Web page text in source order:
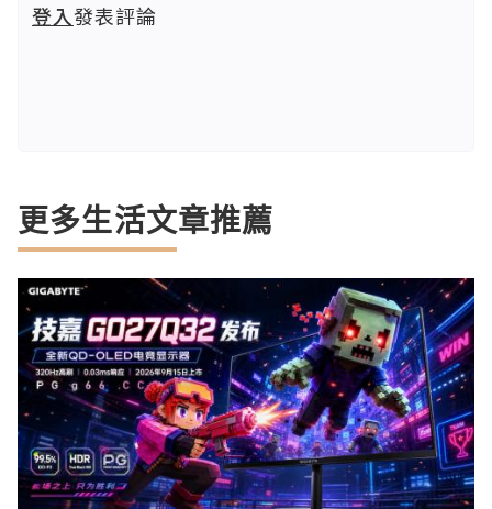
登入發表評論
更多生活文章推薦